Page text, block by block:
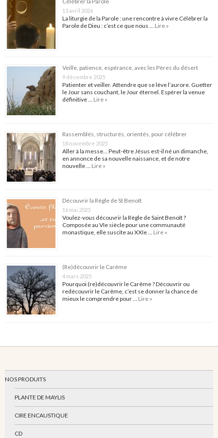
13 avril 2026
La liturgie de la Parole : une rencontre à vivre Célébrer la
Parole de Dieu : c’est ce que nous … Lire »
Veille, patience, espérance, avec les Pères du désert
9 décembre 2025
Patienter et veiller. Attendre que se lève l’aurore. Guetter
le Jour sans couchant, le Jour éternel. Espérer la venue
définitive … Lire »
Rassemblés, structurés, orientés, pour célébrer
18 novembre 2025
Aller à la messe… Peut-être Jésus est-il né un dimanche,
en annonce de sa nouvelle naissance, et de notre
nouvelle … Lire »
Découvrir la Règle de St Benoît
16 mai 2025
Voulez-vous découvrir la Règle de Saint Benoît ?
Composée au VIe siècle pour une communauté
monastique, elle suscite au XXIe … Lire »
(Re)découvrir le Carême
4 mars 2025
Pourquoi (re)découvrir le Carême ? Découvrir ou
redécouvrir le Carême, c’est se donner la chance de
mieux le comprendre pour … Lire »
NOS PRODUITS
PLANTE DE MAYLIS
CIRE ENCAUSTIQUE
CD